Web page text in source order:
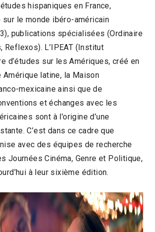
hispaniques en France,
sur le monde ibéro-américain
publications spécialisées (Ordinaire
Reflexos). L’IPEAT (Institut
d’études sur les Amériques, créé en
Amérique latine, la Maison
mexicaine ainsi que de
et échanges avec les
sont à l’origine d’une
C’est dans ce cadre que
avec des équipes de recherche
Journées Cinéma, Genre et Politique,
à leur sixième édition.